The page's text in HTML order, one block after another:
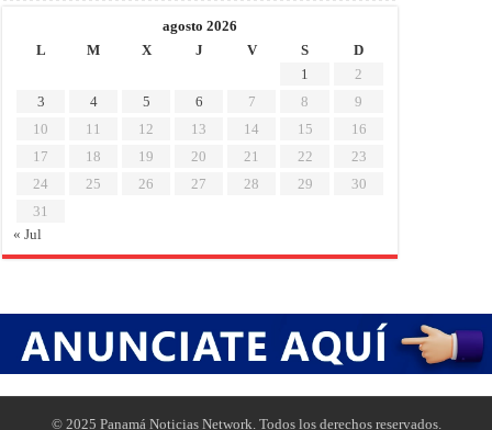
agosto 2026
L
M X J V S
D
1
2
3
4 5 6 7 8
9
10
11 12 13 14 15
16
17
18 19 20 21 22
23
24
25 26 27 28 29
30
31
« Jul
© 2025 Panamá Noticias Network. Todos los derechos reservados.